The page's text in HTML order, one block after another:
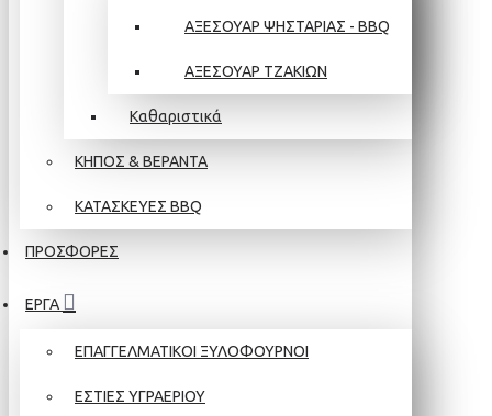
ΑΞΕΣΟΥΑΡ ΨΗΣΤΑΡΙΑΣ - BBQ
ΑΞΕΣΟΥΑΡ ΤΖΑΚΙΩΝ
Καθαριστικά
ΚΗΠΟΣ & ΒΕΡΑΝΤΑ
ΚΑΤΑΣΚΕΥΕΣ BBQ
ΠΡΟΣΦΟΡΕΣ
ΕΡΓΑ
ΕΠΑΓΓΕΛΜΑΤΙΚΟΙ ΞΥΛΟΦΟΥΡΝΟΙ
ΕΣΤΙΕΣ ΥΓΡΑΕΡΙΟΥ